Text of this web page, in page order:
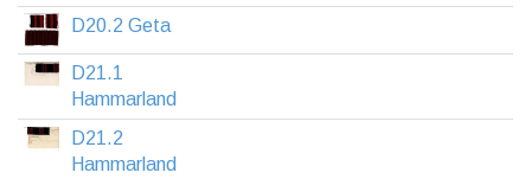
D20.2 Geta
D21.1
Hammarland
D21.2
Hammarland